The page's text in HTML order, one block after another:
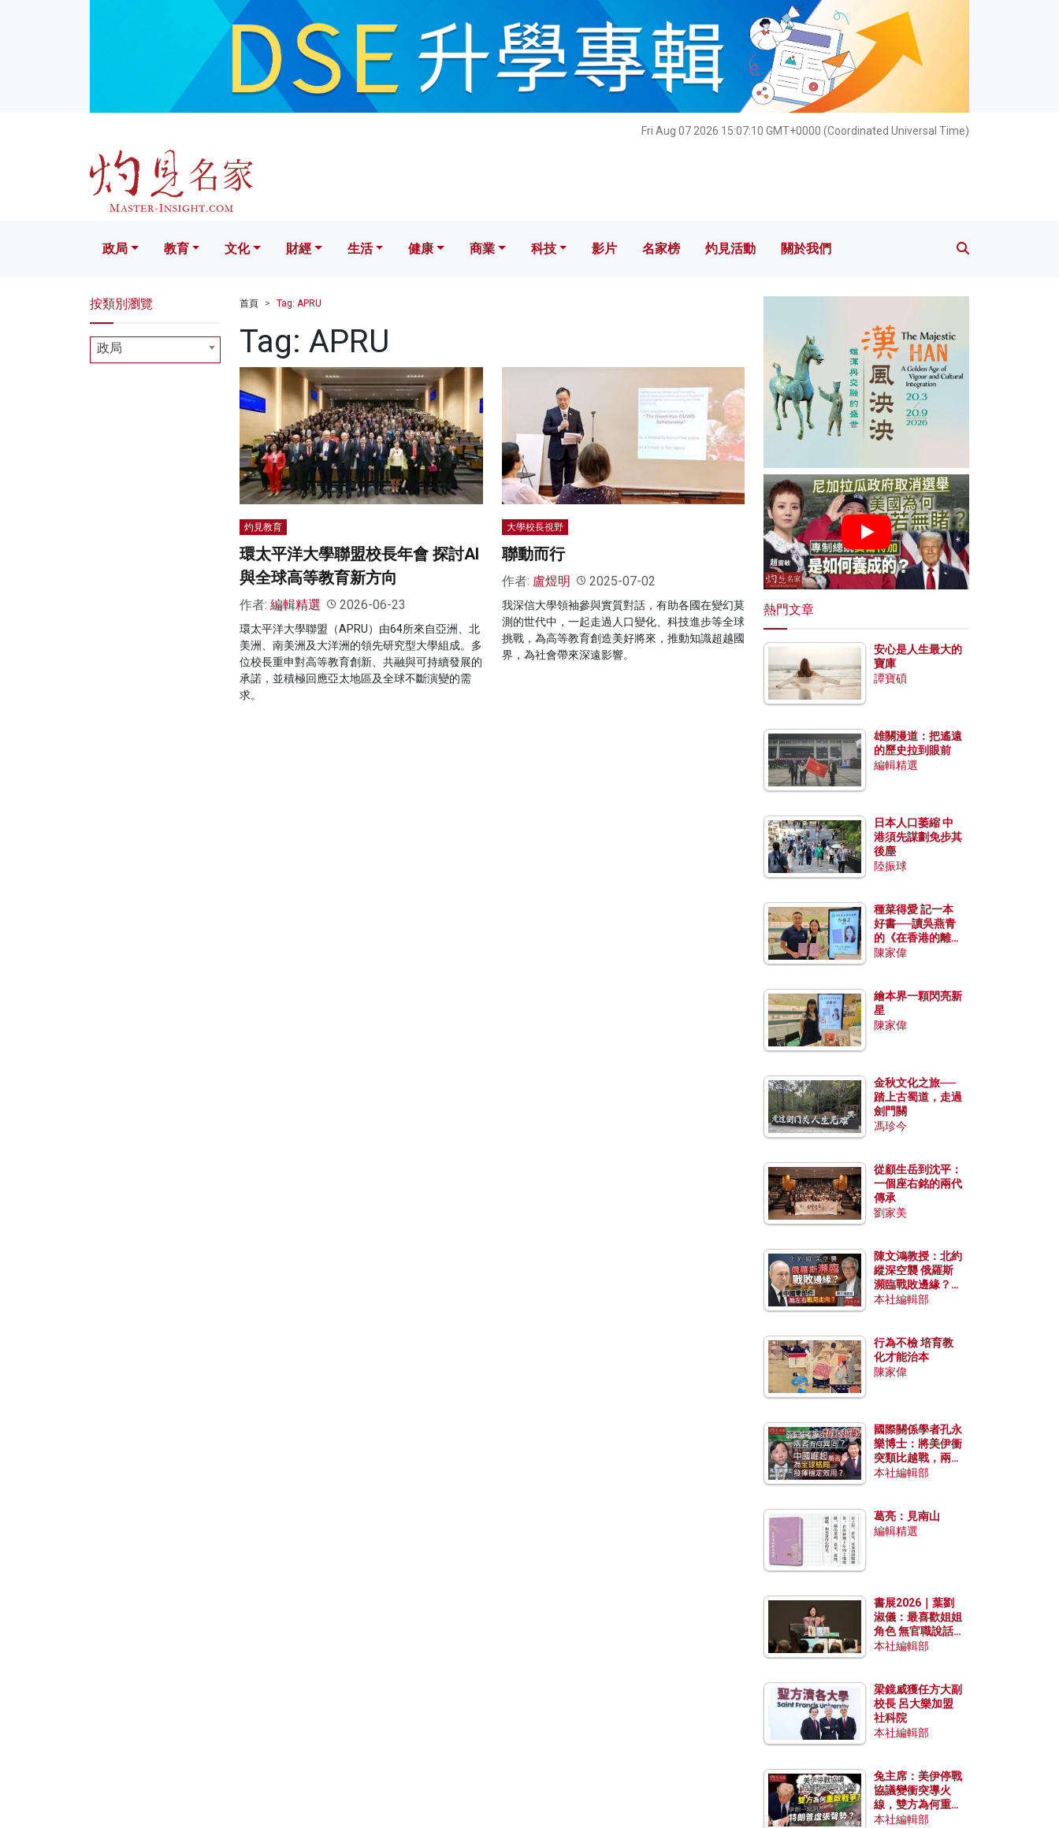
Fri Aug 07 2026 15:07:11 GMT+0000 (Coordinated Universal Time)
文化 財經 生活 健康 科技 影片 名家榜 灼見活動 關於我們
政局 教育 文化 財經 生活 健康 商業 科技 影片 名家榜 灼見活動 關於我們
首頁 Tag: APRU
Tag: APRU
灼見教育
環太平洋大學聯盟校長年會 探討AI
與全球高等教育新方向
作者: 編輯精選 2026-06-23
環太平洋大學聯盟（APRU）由64所來自亞洲、北
美洲、南美洲及大洋洲的領先研究型大學組成。多
位校長重申對高等教育創新、共融與可持續發展的
承諾，並積極回應亞太地區及全球不斷演變的需
求。
大學校長視野
聯動而行
作者: 盧煜明 2025-07-02
我深信大學領袖參與實質對話，有助各國在變幻莫
測的世代中，一起走過人口變化、科技進步等全球
挑戰，為高等教育創造美好將來，推動知識超越國
界，為社會帶來深遠影響。
按類別瀏覽
政局
熱門文章
安心是人生最大的
寶庫
譚寶碩
雄關漫道：把遙遠
的歷史拉到眼前
編輯精選
日本人口萎縮 中
港須先謀劃免步其
後塵
陸振球
種菜得愛 記一本
好書──讀吳燕青
的《在香港的離島
種菜》
陳家偉
繪本界一顆閃亮新
星
陳家偉
金秋文化之旅──
踏上古蜀道，走過
劍門關
馮珍今
從顧生岳到沈平：
一個座右銘的兩代
傳承
劉家美
陳文鴻教授：北約
縱深空襲 俄羅斯
瀕臨戰敗邊緣？中
國零部件能左右戰
本社編輯部
行為不檢 培育教
化才能治本
陳家偉
國際關係學者孔永
樂博士：將美伊衝
突類比越戰，兩者
有何異同？中國崛
本社編輯部
葛亮：見南山
編輯精選
書展2026｜葉劉
淑儀：最喜歡姐姐
角色 無官職說話
包袱少
本社編輯部
梁鏡威獲任方大副
校長 呂大樂加盟
社科院
本社編輯部
兔主席：美伊停戰
協議變衝突導火
線，雙方為何重啟
戰爭？伊朗一早洞
本社編輯部